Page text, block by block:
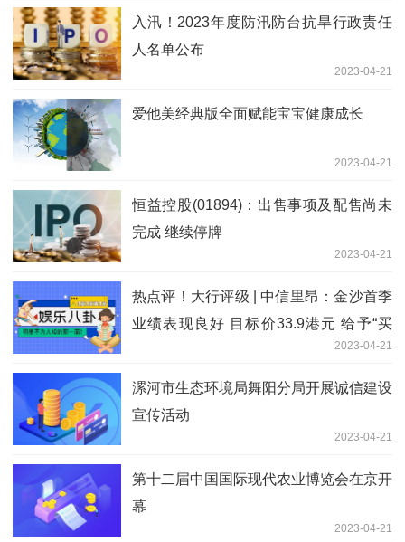
入汛！2023年度防汛防台抗旱行政责任
人名单公布
2023-04-21
爱他美经典版全面赋能宝宝健康成长
2023-04-21
恒益控股(01894)：出售事项及配售尚未
完成 继续停牌
2023-04-21
热点评！大行评级 | 中信里昂：金沙首季
业绩表现良好 目标价33.9港元 给予“买
2023-04-21
漯河市生态环境局舞阳分局开展诚信建设
宣传活动
2023-04-21
第十二届中国国际现代农业博览会在京开
幕
2023-04-21